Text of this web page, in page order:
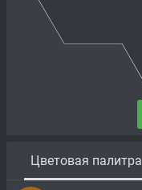
Цветовая палитра